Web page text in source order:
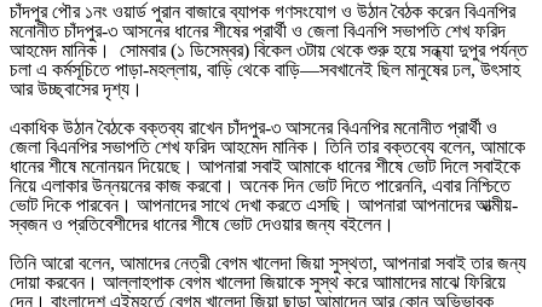
চাঁদপুর পৌর ১নং ওয়ার্ড পুরান বাজারে ব্যাপক গণসংযোগ ও উঠান বৈঠক করেন বিএনপির
মনোনীত চাঁদপুর-৩ আসনের ধানের শীষের প্রার্থী ও জেলা বিএনপি সভাপতি শেখ ফরিদ
আহমেদ মানিক। সোমবার (১ ডিসেম্বর) বিকেল ৩টায় থেকে শুরু হয়ে সন্ধ্যা দুপুর পর্যন্ত
চলা এ কর্মসূচিতে পাড়া-মহল্লায়, বাড়ি থেকে বাড়ি—সবখানেই ছিল মানুষের ঢল, উৎসাহ
আর উচ্ছ্বাসের দৃশ্য।
একাধিক উঠান বৈঠকে বক্তব্য রাখেন চাঁদপুর-৩ আসনের বিএনপির মনোনীত প্রার্থী ও
জেলা বিএনপির সভাপতি শেখ ফরিদ আহমেদ মানিক। তিনি তার বক্তব্যে বলেন, আমাকে
ধানের শীষে মনোনয়ন দিয়েছে। আপনারা সবাই আমাকে ধানের শীষে ভোট দিলে সবাইকে
নিয়ে এলাকার উন্নয়নের কাজ করবো। অনেক দিন ভোট দিতে পারেননি, এবার নিশ্চিতে
ভোট দিকে পারবেন। আপনাদের সাথে দেখা করতে এসছি। আপনারা আপনাদের আত্মীয়-
স্বজন ও প্রতিবেশীদের ধানের শীষে ভোট দেওয়ার জন্য বইলেন।
তিনি আরো বলেন, আমাদের নেত্রী বেগম খালেদা জিয়া সুস্থতা, আপনারা সবাই তার জন্য
দোয়া করবেন। আল্লাহপাক বেগম খালেদা জিয়াকে সুস্থ করে আামাদের মাঝে ফিরিয়ে
দেন। বাংলাদেশ এইমুহূর্তে বেগম খালেদা জিয়া ছাড়া আমাদেন আর কোন অভিভাবক